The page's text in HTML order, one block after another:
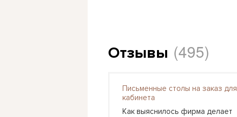
Отзывы (495)
Письменные столы на заказ для
кабинета
Как выяснилось фирма делает